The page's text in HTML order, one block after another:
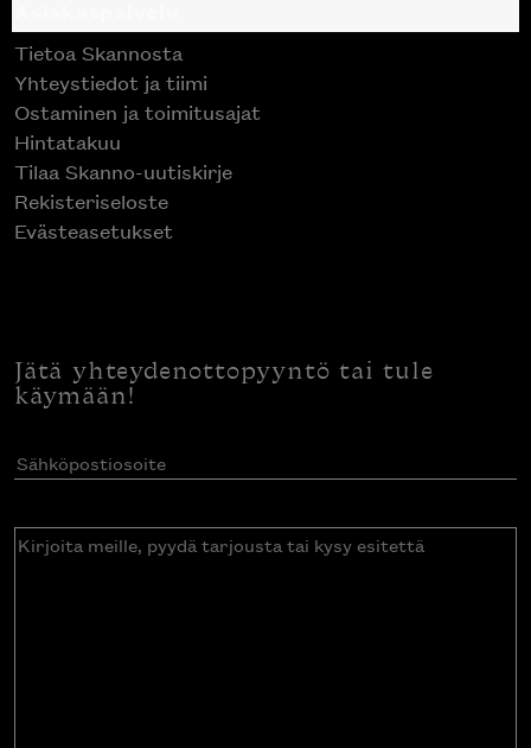
Tietoa Skannosta
Yhteystiedot ja tiimi
Ostaminen ja toimitusajat
Hintatakuu
Tilaa Skanno-uutiskirje
Rekisteriseloste
Evästeasetukset
Jätä yhteydenottopyyntö tai tule
käymään!
Sähköpostiosoite(Pakollinen)
Kirjoita